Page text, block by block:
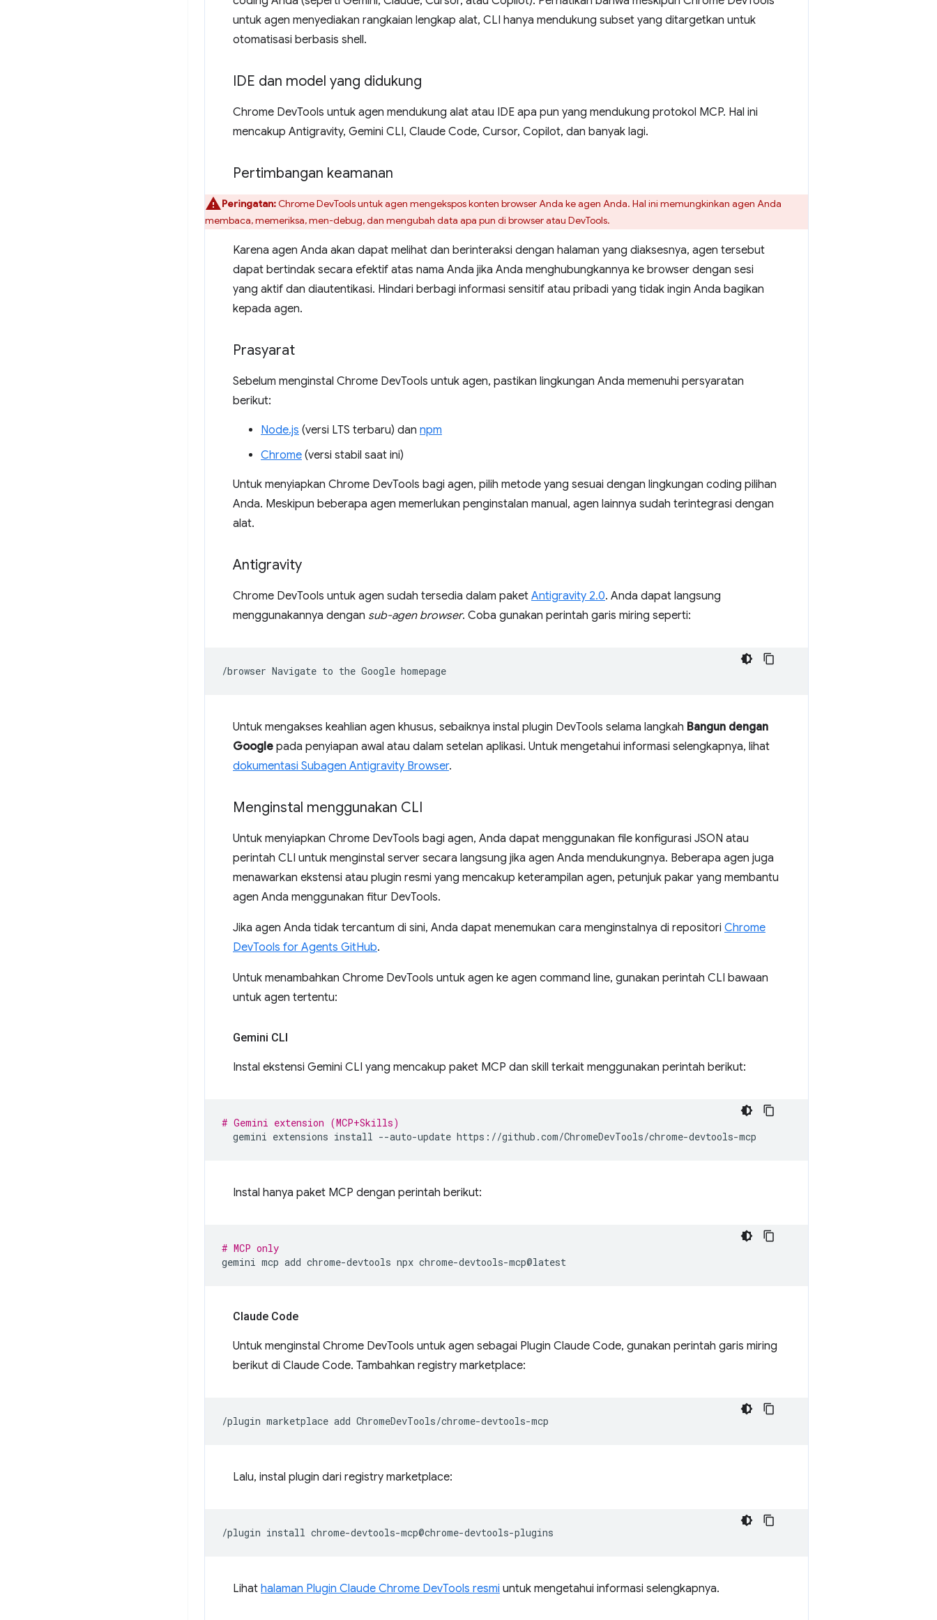
untuk agen menyediakan rangkaian lengkap alat, CLI hanya mendukung subset yang ditargetkan untuk
otomatisasi berbasis shell.
IDE dan model yang didukung
Chrome DevTools untuk agen mendukung alat atau IDE apa pun yang mendukung protokol MCP. Hal ini
mencakup Antigravity, Gemini CLI, Claude Code, Cursor, Copilot, dan banyak lagi.
Pertimbangan keamanan
Peringatan:Chrome DevTools untuk agen mengekspos konten browser Anda ke agen Anda. Hal ini memungkinkan agen Anda
membaca, memeriksa, men-debug, dan mengubah data apa pun di browser atau DevTools.
Karena agen Anda akan dapat melihat dan berinteraksi dengan halaman yang diaksesnya, agen tersebut
dapat bertindak secara efektif atas nama Anda jika Anda menghubungkannya ke browser dengan sesi
yang aktif dan diautentikasi. Hindari berbagi informasi sensitif atau pribadi yang tidak ingin Anda bagikan
kepada agen.
Prasyarat
Sebelum menginstal Chrome DevTools untuk agen, pastikan lingkungan Anda memenuhi persyaratan
berikut:
Node.js (versi LTS terbaru) dan npm
Chrome (versi stabil saat ini)
Untuk menyiapkan Chrome DevTools bagi agen, pilih metode yang sesuai dengan lingkungan coding pilihan
Anda. Meskipun beberapa agen memerlukan penginstalan manual, agen lainnya sudah terintegrasi dengan
alat.
Antigravity
Chrome DevTools untuk agen sudah tersedia dalam paket Antigravity 2.0. Anda dapat langsung
menggunakannya dengan sub-agen browser. Coba gunakan perintah garis miring seperti:
/browser Navigate to the Google
Untuk mengakses keahlian agen khusus, sebaiknya instal plugin DevTools selama langkah Bangun dengan
Google pada penyiapan awal atau dalam setelan aplikasi. Untuk mengetahui informasi selengkapnya, lihat
dokumentasi Subagen Antigravity Browser.
Menginstal menggunakan CLI
Untuk menyiapkan Chrome DevTools bagi agen, Anda dapat menggunakan file konfigurasi JSON atau
perintah CLI untuk menginstal server secara langsung jika agen Anda mendukungnya. Beberapa agen juga
menawarkan ekstensi atau plugin resmi yang mencakup keterampilan agen, petunjuk pakar yang membantu
agen Anda menggunakan fitur DevTools.
Jika agen Anda tidak tercantum di sini, Anda dapat menemukan cara menginstalnya di repositori Chrome
DevTools for Agents GitHub.
Untuk menambahkan Chrome DevTools untuk agen ke agen command line, gunakan perintah CLI bawaan
untuk agen tertentu:
Gemini CLI
Instal ekstensi Gemini CLI yang mencakup paket MCP dan skill terkait menggunakan perintah berikut:
# Gemini extension (MCP+Skills)
gemini extensions install --auto-update
Instal hanya paket MCP dengan perintah berikut:
# MCP only
gemini mcp add chrome-devtools npx
Claude Code
Untuk menginstal Chrome DevTools untuk agen sebagai Plugin Claude Code, gunakan perintah garis miring
berikut di Claude Code. Tambahkan registry marketplace:
/plugin marketplace add
Lalu, instal plugin dari registry marketplace:
/plugin install
Lihat halaman Plugin Claude Chrome DevTools resmi untuk mengetahui informasi selengkapnya.